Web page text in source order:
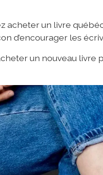
acheter un livre
d’encourager les
un nouveau livre